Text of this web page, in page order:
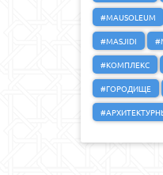
#MAUSOLEUM
#MASJIDI
#КОМПЛЕКС
#ГОРОДИЩЕ